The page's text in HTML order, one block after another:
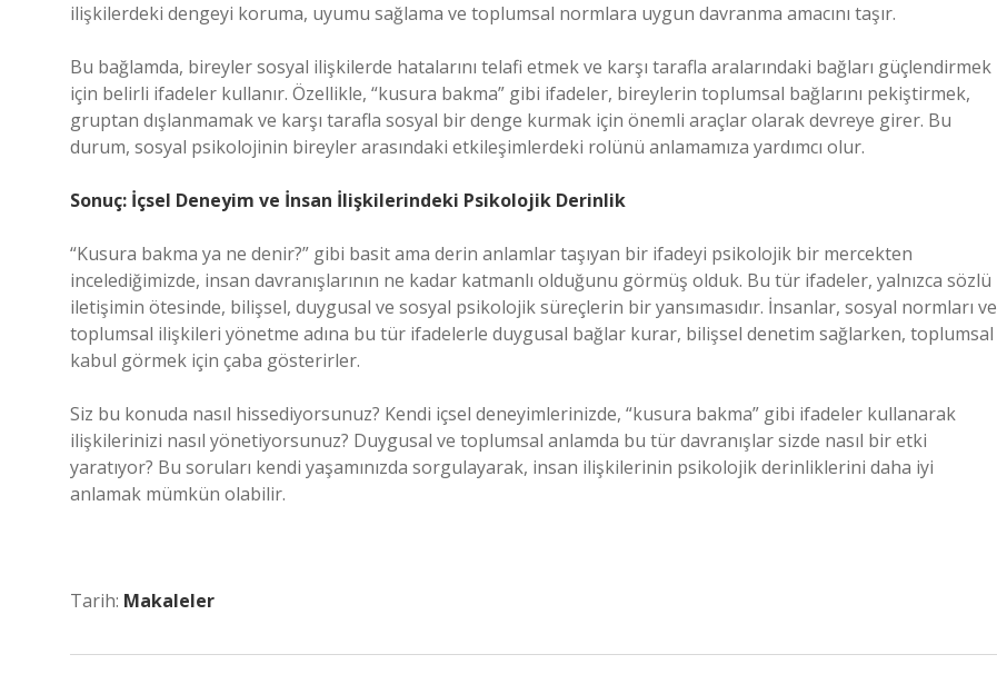
ilişkilerdeki dengeyi koruma, uyumu sağlama ve toplumsal normlara uygun davranma amacını taşır.
Bu bağlamda, bireyler sosyal ilişkilerde hatalarını telafi etmek ve karşı tarafla aralarındaki bağları güçlendirmek
için belirli ifadeler kullanır. Özellikle, “kusura bakma” gibi ifadeler, bireylerin toplumsal bağlarını pekiştirmek,
gruptan dışlanmamak ve karşı tarafla sosyal bir denge kurmak için önemli araçlar olarak devreye girer. Bu
durum, sosyal psikolojinin bireyler arasındaki etkileşimlerdeki rolünü anlamamıza yardımcı olur.
Sonuç: İçsel Deneyim ve İnsan İlişkilerindeki Psikolojik Derinlik
“Kusura bakma ya ne denir?” gibi basit ama derin anlamlar taşıyan bir ifadeyi psikolojik bir mercekten
incelediğimizde, insan davranışlarının ne kadar katmanlı olduğunu görmüş olduk. Bu tür ifadeler, yalnızca sözlü
iletişimin ötesinde, bilişsel, duygusal ve sosyal psikolojik süreçlerin bir yansımasıdır. İnsanlar, sosyal normları ve
toplumsal ilişkileri yönetme adına bu tür ifadelerle duygusal bağlar kurar, bilişsel denetim sağlarken, toplumsal
kabul görmek için çaba gösterirler.
Siz bu konuda nasıl hissediyorsunuz? Kendi içsel deneyimlerinizde, “kusura bakma” gibi ifadeler kullanarak
ilişkilerinizi nasıl yönetiyorsunuz? Duygusal ve toplumsal anlamda bu tür davranışlar sizde nasıl bir etki
yaratıyor? Bu soruları kendi yaşamınızda sorgulayarak, insan ilişkilerinin psikolojik derinliklerini daha iyi
anlamak mümkün olabilir.
Tarih: Makaleler